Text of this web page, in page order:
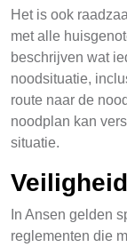
Het is ook
met alle
beschrijven wat
noodsituatie,
route naar de
noodplan kan
situatie.
In Ansen gelden
reglementen die